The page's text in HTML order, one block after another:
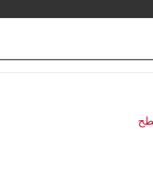
سخانات المياه الكهربائية الفورية